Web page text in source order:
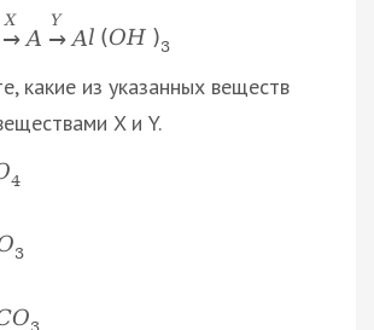
X
→ A
Y
→ Al (OH )3
какие из указанных веществ
X и Y.
4
3
O